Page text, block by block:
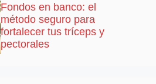
Fondos en banco: el
método seguro para
fortalecer tus tríceps y
pectorales